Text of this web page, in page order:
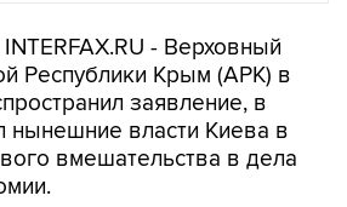
- Верховный
Республики Крым (АРК) в
заявление, в
нынешние власти Киева в
вмешательства в дела